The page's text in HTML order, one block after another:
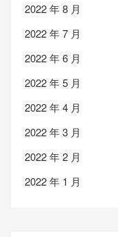
2022 年 8 月
2022 年 7 月
2022 年 6 月
2022 年 5 月
2022 年 4 月
2022 年 3 月
2022 年 2 月
2022 年 1 月